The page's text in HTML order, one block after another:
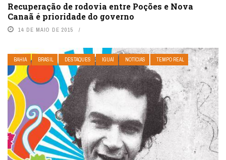
Recuperação de rodovia entre Poções e Nova
Canaã é prioridade do governo
14 DE MAIO DE 2015
BAHIA BRASIL DESTAQUES IGUAÍ NOTÍCIAS TEMPO REAL